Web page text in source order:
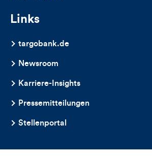
Links
targobank.de
Newsroom
Karriere-Insights
Pressemitteilungen
Stellenportal